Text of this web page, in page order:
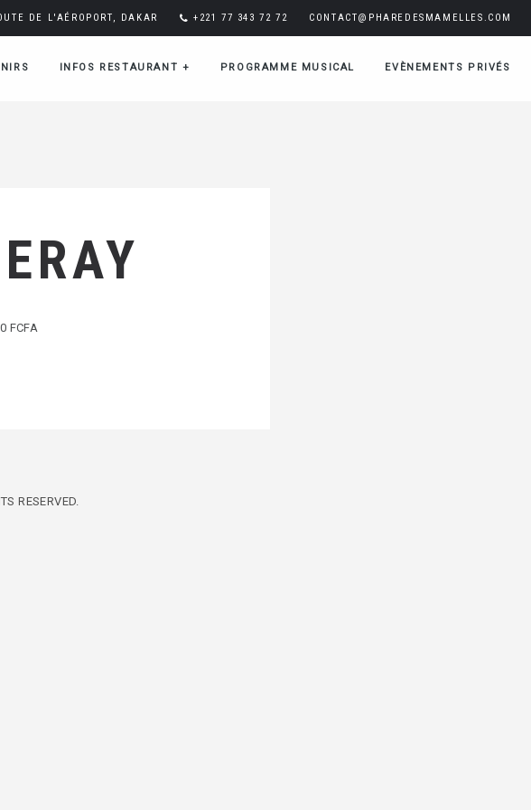
DE L'AÉROPORT, DAKAR +221 77 343 72 72 CONTACT@PHAREDESMAMELLES.COM
INFOS RESTAURANT + PROGRAMME MUSICAL EVÈNEMENTS PRIVÉS
FCFA
RESERVED.